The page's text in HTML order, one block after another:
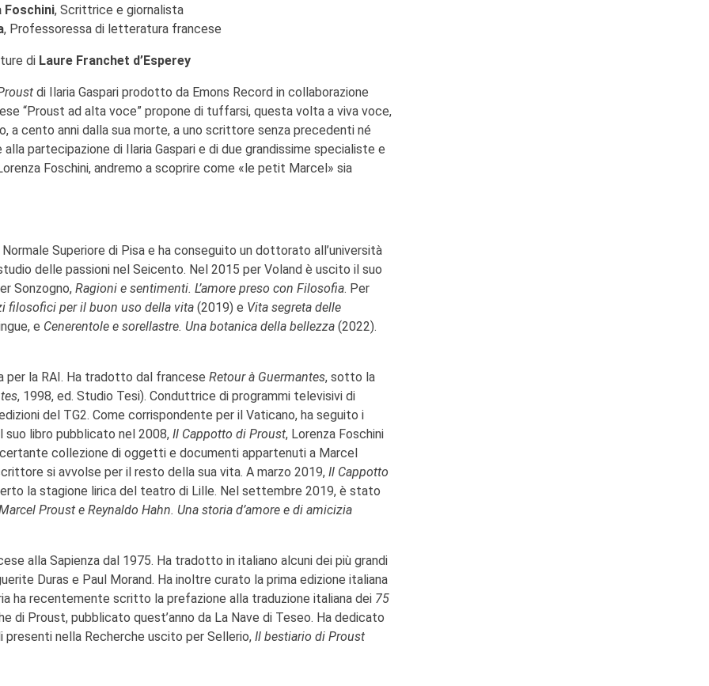
Foschini, Scrittrice e giornalista
, Professoressa di letteratura francese
di Laure Franchet d’Esperey
di Ilaria Gaspari prodotto da Emons Record in collaborazione
“Proust ad alta voce” propone di tuffarsi, questa volta a viva voce,
a cento anni dalla sua morte, a uno scrittore senza precedenti né
partecipazione di Ilaria Gaspari e di due grandissime specialiste e
Foschini, andremo a scoprire come «le petit Marcel» sia
Superiore di Pisa e ha conseguito un dottorato all’università
delle passioni nel Seicento. Nel 2015 per Voland è uscito il suo
Sonzogno, Ragioni e sentimenti. L’amore preso con Filosofia. Per
filosofici per il buon uso della vita (2019) e Vita segreta delle
e Cenerentole e sorellastre. Una botanica della bellezza (2022).
per la RAI. Ha tradotto dal francese Retour à Guermantes, sotto la
, 1998, ed. Studio Tesi). Conduttrice di programmi televisivi di
del TG2. Come corrispondente per il Vaticano, ha seguito i
suo libro pubblicato nel 2008, Il Cappotto di Proust, Lorenza Foschini
collezione di oggetti e documenti appartenuti a Marcel
si avvolse per il resto della sua vita. A marzo 2019, Il Cappotto
la stagione lirica del teatro di Lille. Nel settembre 2019, è stato
Proust e Reynaldo Hahn. Una storia d’amore e di amicizia
alla Sapienza dal 1975. Ha tradotto in italiano alcuni dei più grandi
Duras e Paul Morand. Ha inoltre curato la prima edizione italiana
ha recentemente scritto la prefazione alla traduzione italiana dei 75
di Proust, pubblicato quest’anno da La Nave di Teseo. Ha dedicato
nella Recherche uscito per Sellerio, Il bestiario di Proust